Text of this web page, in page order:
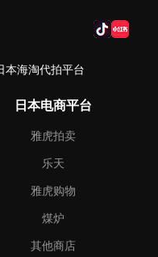
海淘代拍平台
日本电商平台
雅虎拍卖
乐天
雅虎购物
煤炉
其他商店